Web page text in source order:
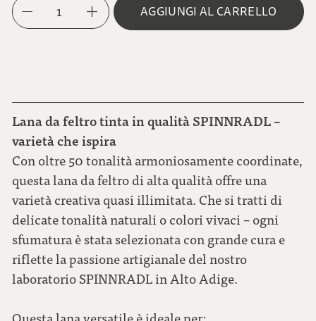
1 AGGIUNGI AL CARRELLO
Lana da feltro tinta in qualità SPINNRADL –
varietà che ispira
Con oltre 50 tonalità armoniosamente coordinate,
questa lana da feltro di alta qualità offre una
varietà creativa quasi illimitata. Che si tratti di
delicate tonalità naturali o colori vivaci – ogni
sfumatura è stata selezionata con grande cura e
riflette la passione artigianale del nostro
laboratorio SPINNRADL in Alto Adige.